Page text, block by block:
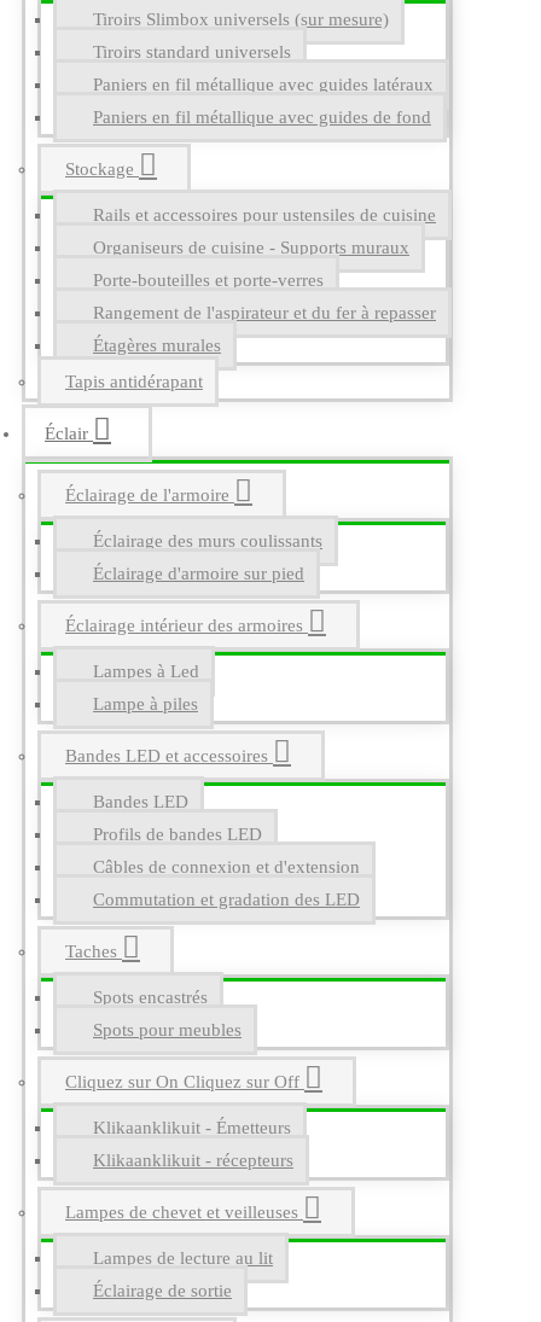
Tiroirs Slimbox universels (sur mesure)
Tiroirs standard universels
Paniers en fil métallique avec guides latéraux
Paniers en fil métallique avec guides de fond
Stockage
Rails et accessoires pour ustensiles de cuisine
Organiseurs de cuisine - Supports muraux
Porte-bouteilles et porte-verres
Rangement de l'aspirateur et du fer à repasser
Étagères murales
Tapis antidérapant
Éclair
Éclairage de l'armoire
Éclairage des murs coulissants
Éclairage d'armoire sur pied
Éclairage intérieur des armoires
Lampes à Led
Lampe à piles
Bandes LED et accessoires
Bandes LED
Profils de bandes LED
Câbles de connexion et d'extension
Commutation et gradation des LED
Taches
Spots encastrés
Spots pour meubles
Cliquez sur On Cliquez sur Off
Klikaanklikuit - Émetteurs
Klikaanklikuit - récepteurs
Lampes de chevet et veilleuses
Lampes de lecture au lit
Éclairage de sortie